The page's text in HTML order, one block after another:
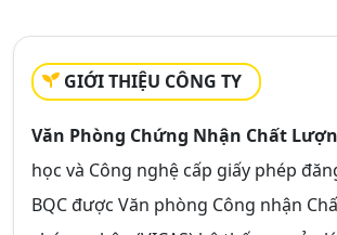
GIỚI THIỆU CÔNG TY
Văn Phòng Chứng Nhận Chất
học và Công nghệ cấp giấy phép
BQC được Văn phòng Công nhận